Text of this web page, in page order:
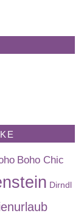
Boho Chic
Dirndl